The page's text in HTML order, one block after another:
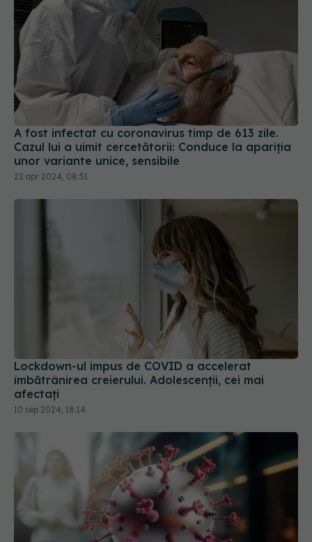
A fost infectat cu coronavirus timp de 613 zile.
Cazul lui a uimit cercetătorii: Conduce la apariția
unor variante unice, sensibile
22 apr 2024, 08:51
Lockdown-ul impus de COVID a accelerat
îmbătrânirea creierului. Adolescenții, cei mai
afectați
10 sep 2024, 18:14